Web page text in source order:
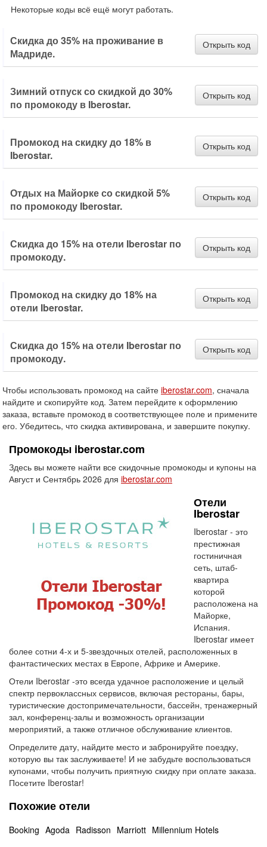
Некоторые коды всё ещё могут работать.
Скидка до 35% на проживание в
Мадриде.
Открыть код
Зимний отпуск со скидкой до 30%
по промокоду в Iberostar.
Открыть код
Промокод на скидку до 18% в
Iberostar.
Открыть код
Отдых на Майорке со скидкой 5%
по промокоду Iberostar.
Открыть код
Скидка до 15% на отели Iberostar по
промокоду.
Открыть код
Промокод на скидку до 18% на
отели Iberostar.
Открыть код
Скидка до 15% на отели Iberostar по
промокоду.
Открыть код
Чтобы использовать промокод на сайте iberostar.com, сначала
найдите и скопируйте код. Затем перейдите к оформлению
заказа, вставьте промокод в соответствующее поле и примените
его. Убедитесь, что скидка активирована, и завершите покупку.
Промокоды iberostar.com
Здесь вы можете найти все скидочные промокоды и купоны на
Август и Сентябрь 2026 для iberostar.com
Отели
Iberostar
Iberostar - это
престижная
гостиничная
сеть, штаб-
квартира
которой
расположена на
Майорке,
Испания.
Iberostar имеет
более сотни 4-х и 5-звездочных отелей, расположенных в
фантастических местах в Европе, Африке и Америке.
Отели Iberostar -это всегда удачное расположение и целый
спектр первоклассных сервисов, включая рестораны, бары,
туристические достопримечательности, бассейн, тренажерный
зал, конференц-залы и возможность организации
мероприятий, а также отличное обслуживание клиентов.
Определите дату, найдите место и забронируйте поездку,
которую вы так заслуживаете! И не забудьте воспользоваться
купонами, чтобы получить приятную скидку при оплате заказа.
Посетите Iberostar!
Похожие отели
Booking Agoda Radisson Marriott Millennium Hotels